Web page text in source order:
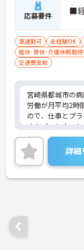
応募要件 ■
車通勤可 未経験OK
産休･育休･介護休暇取得
交通費支給
宮崎県都城市の
労働が月平均2時
ので、仕事とプ
す！パートナー
ップ体制ありで
ます！ご興味のあ
ますので、お気
詳細